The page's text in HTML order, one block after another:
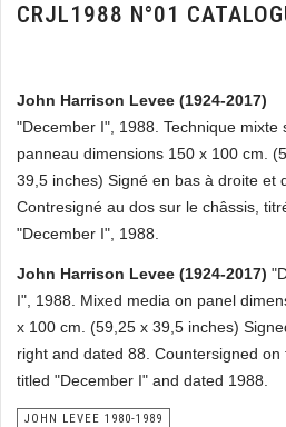
CRJL1988 N°01
John Harrison Levee (1924-2017)
"December I", 1988. Technique mixte
panneau dimensions 150 x 100 cm.
39,5 inches) Signé en bas à droite et
Contresigné au dos sur le châssis,
"December I", 1988.
John Harrison Levee (1924-2017)
I", 1988. Mixed media on panel
x 100 cm. (59,25 x 39,5 inches)
right and dated 88. Countersigned on
titled "December I" and dated 1988.
JOHN LEVEE 1980-1989